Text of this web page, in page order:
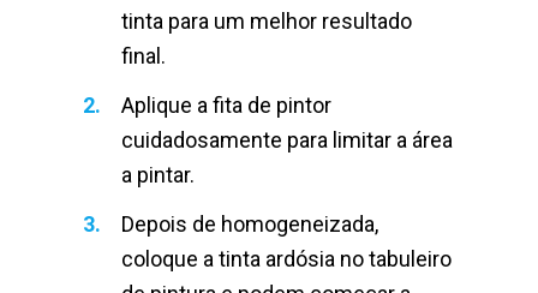
tinta para um melhor resultado
final.
Aplique a fita de pintor
cuidadosamente para limitar a área
a pintar.
Depois de homogeneizada,
coloque a tinta ardósia no tabuleiro